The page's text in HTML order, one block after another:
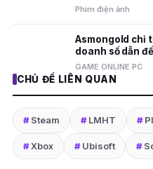
Phim điện ảnh
Asmongold chỉ
doanh số dẫn
GAME ONLINE PC
CHỦ ĐỀ LIÊN QUAN
#Steam #LMHT #
#Xbox #Ubisoft #